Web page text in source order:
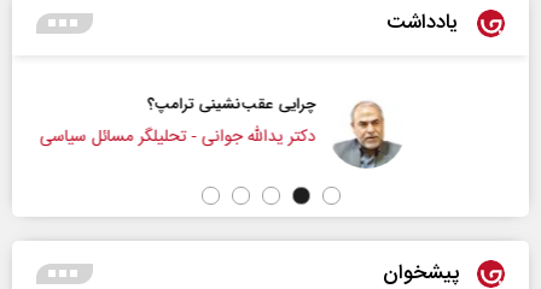
یادداشت
چرایی عقب‌نشینی ترامپ؟
دکتر یدالله جوانی - تحلیلگر مسائل سیاسی
پیشخوان